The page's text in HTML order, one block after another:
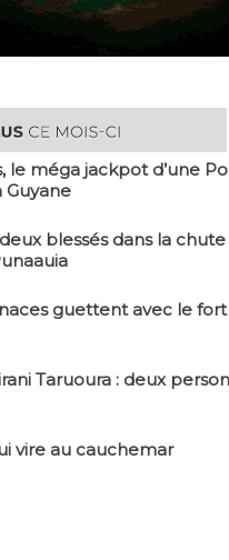
​le méga jackpot d’une
blessés dans la chute
guettent avec le fort
Taruoura : deux
vire au cauchemar